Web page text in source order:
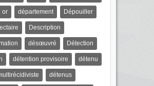
or département Dépouiller
Description
désœuvré Détection
détention provisoire détenu
détenus